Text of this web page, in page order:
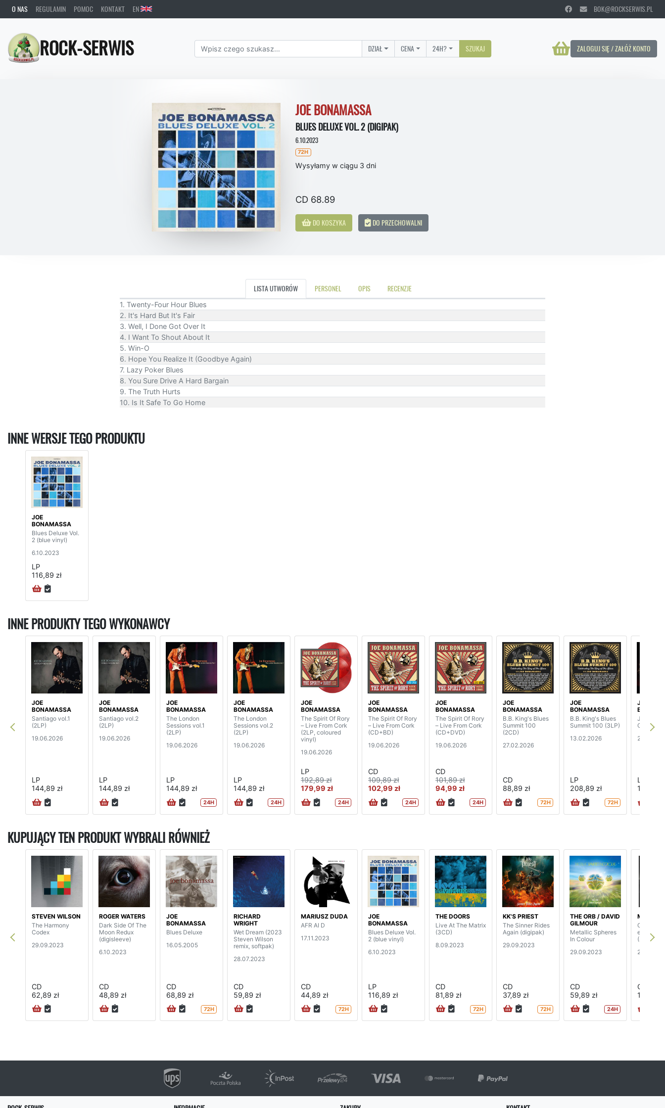
O NAS REGULAMIN POMOC KONTAKT EN BOK@ROCKSERWIS.PL
ROCK-SERWIS ZALOGUJ SIĘ / ZAŁÓŻ KONTO
DZIAŁ CENA 24H? SZUKAJ
JOE BONAMASSA
BLUES DELUXE VOL. 2 (DIGIPAK)
6.10.2023
72H
Wysyłamy w ciągu 3 dni
CD 68.89
DO KOSZYKA DO PRZECHOWALNI
LISTA UTWORÓW PERSONEL OPIS RECENZJE
1. Twenty-Four Hour Blues
2. It's Hard But It's Fair
3. Well, I Done Got Over It
4. I Want To Shout About It
5. Win-O
6. Hope You Realize It (Goodbye Again)
7. Lazy Poker Blues
8. You Sure Drive A Hard Bargain
9. The Truth Hurts
10. Is It Safe To Go Home
INNE WERSJE TEGO PRODUKTU
JOE
BONAMASSA
Blues Deluxe Vol.
2 (blue vinyl)
6.10.2023
LP
116,89 zł
INNE PRODUKTY TEGO WYKONAWCY
JOE
BONAMASSA
Santiago vol.1
(2LP)
19.06.2026
LP
144,89 zł
JOE
BONAMASSA
Santiago vol.2
(2LP)
19.06.2026
LP
144,89 zł
JOE
BONAMASSA
The London
Sessions vol.1
(2LP)
19.06.2026
LP
144,89 zł
24H
JOE
BONAMASSA
The London
Sessions vol.2
(2LP)
19.06.2026
LP
144,89 zł
24H
JOE
BONAMASSA
The Spirit Of Rory
– Live From Cork
(2LP, coloured
vinyl)
19.06.2026
LP
192,89 zł
179,99 zł
24H
JOE
BONAMASSA
The Spirit Of Rory
– Live From Cork
(CD+BD)
19.06.2026
CD
109,89 zł
102,99 zł
24H
JOE
BONAMASSA
The Spirit Of Rory
– Live From Cork
(CD+DVD)
19.06.2026
CD
101,89 zł
94,99 zł
24H
JOE
BONAMASSA
B.B. King's Blues
Summit 100
(2CD)
27.02.2026
CD
88,89 zł
72H
JOE
BONAMASSA
B.B. King's Blues
Summit 100 (3LP)
13.02.2026
LP
208,89 zł
72H
JOE
Jesus
Chicago
LP
144,89
KUPUJĄCY TEN PRODUKT WYBRALI RÓWNIEŻ
STEVEN WILSON
The Harmony
Codex
29.09.2023
CD
62,89 zł
ROGER WATERS
Dark Side Of The
Moon Redux
(digisleeve)
6.10.2023
CD
48,89 zł
JOE
BONAMASSA
Blues Deluxe
16.05.2005
CD
68,89 zł
72H
RICHARD
WRIGHT
Wet Dream (2023
Steven Wilson
remix, softpak)
28.07.2023
CD
59,89 zł
MARIUSZ DUDA
AFR AI D
17.11.2023
CD
44,89 zł
72H
JOE
BONAMASSA
Blues Deluxe Vol.
2 (blue vinyl)
6.10.2023
LP
116,89 zł
THE DOORS
Live At The Matrix
(3CD)
8.09.2023
CD
81,89 zł
72H
KK'S PRIEST
The Sinner Rides
Again (digipak)
29.09.2023
CD
37,89 zł
72H
THE ORB / DAVID
GILMOUR
Metallic Spheres
In Colour
29.09.2023
CD
59,89 zł
24H
MIDGE
Gift
edition,
(4CD)
CD
198,89